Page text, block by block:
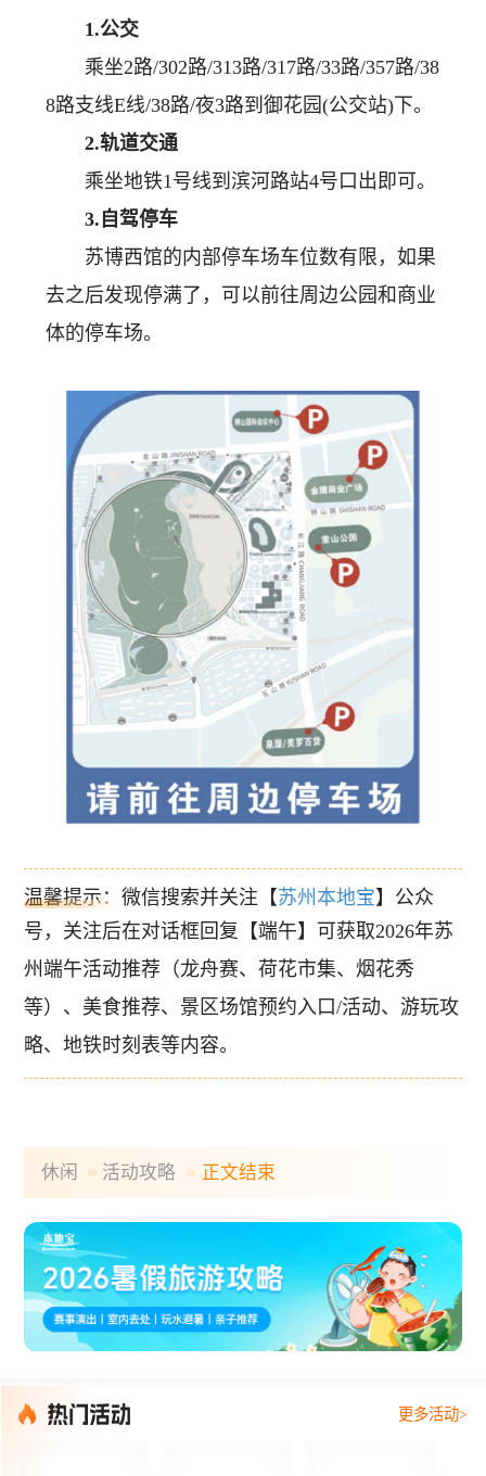
1.公交
乘坐2路/302路/313路/317路/33路/357路/38
8路支线E线/38路/夜3路到御花园(公交站)下。
2.轨道交通
乘坐地铁1号线到滨河路站4号口出即可。
3.自驾停车
苏博西馆的内部停车场车位数有限，如果
去之后发现停满了，可以前往周边公园和商业
体的停车场。
温馨提示：微信搜索并关注【苏州本地宝】公众
号， 关注后在对话框回复【端午】可获取2026年苏
州端午活动推荐（龙舟赛、荷花市集、烟花秀
等）、美食推荐、景区场馆预约入口/活动、游玩攻
略、地铁时刻表等内容。
休闲 活动攻略 正文结束
更多活动>